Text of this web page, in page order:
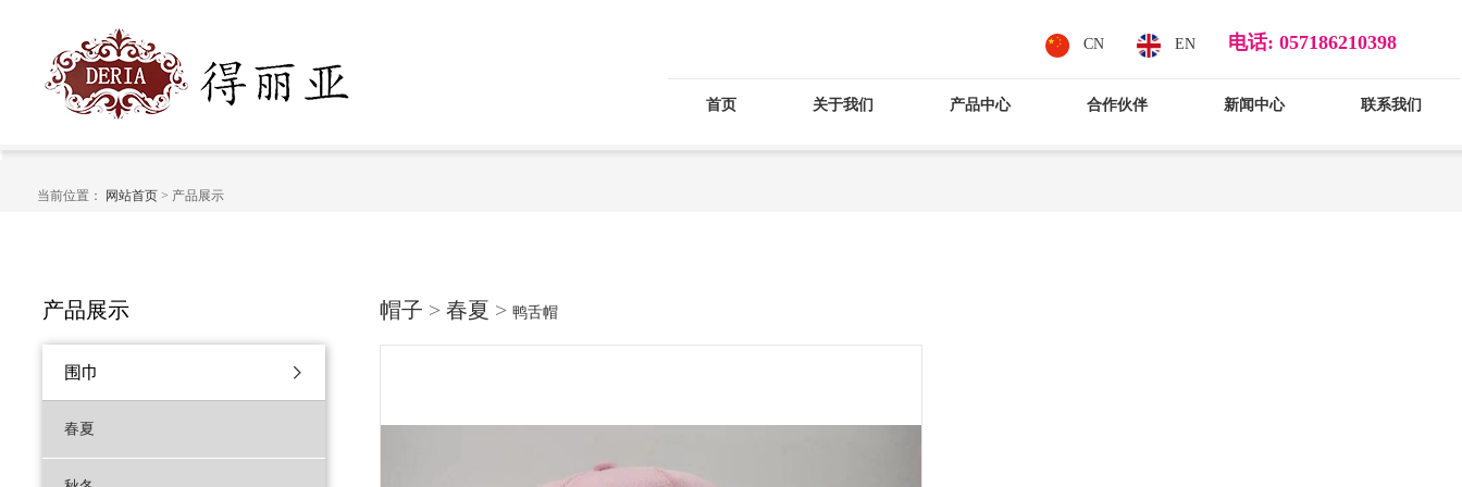
电话: 057186210398
EN
CN
联系我们
新闻中心
合作伙伴
产品中心
关于我们
首页
当前位置： 网站首页> 产品展示
产品展示
围巾
春夏
帽子 >春夏 >鸭舌帽